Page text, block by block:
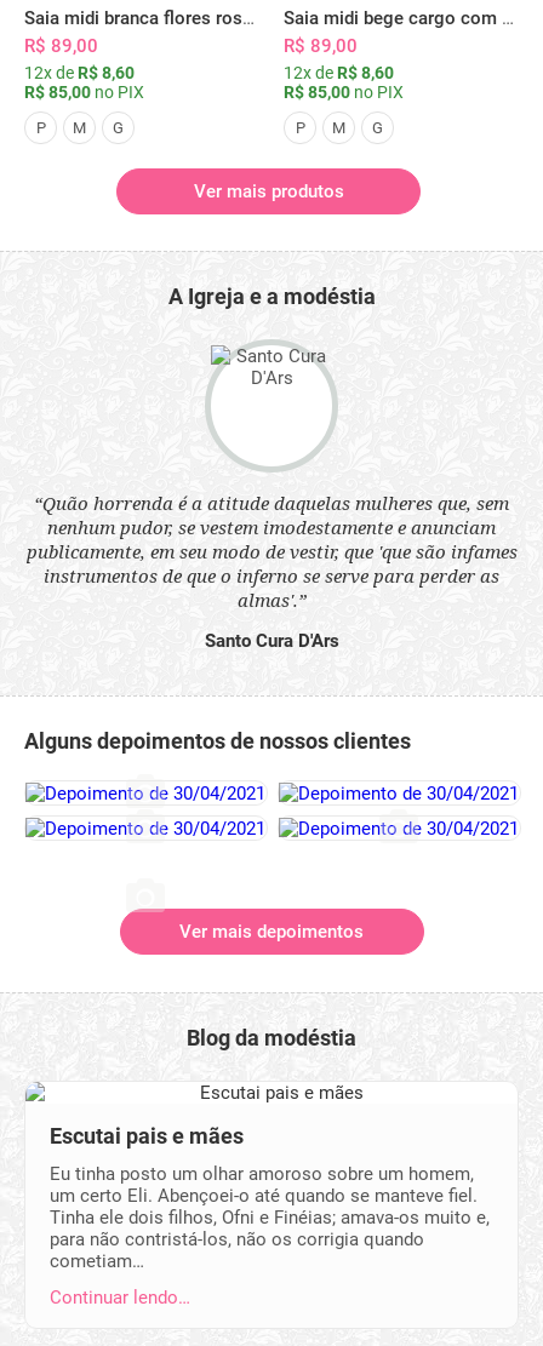
Saia midi branca flores rosas com bolsos
R$ 89,00
12x de R$ 8,60
R$ 85,00 no PIX
P M G
Saia midi bege cargo com bolsos
R$ 89,00
12x de R$ 8,60
R$ 85,00 no PIX
P M G
Ver mais produtos
A Igreja e a modéstia
“Quão horrenda é a atitude daquelas mulheres que, sem
nenhum pudor, se vestem imodestamente e anunciam
publicamente, em seu modo de vestir, que 'que são infames
instrumentos de que o inferno se serve para perder as
almas'.”
Santo Cura D'Ars
Alguns depoimentos de nossos clientes
Ver mais depoimentos
Blog da modéstia
Escutai pais e mães
Eu tinha posto um olhar amoroso sobre um homem,
um certo Eli. Abençoei-o até quando se manteve fiel.
Tinha ele dois filhos, Ofni e Finéias; amava-os muito e,
para não contristá-los, não os corrigia quando
cometiam…
Continuar lendo…